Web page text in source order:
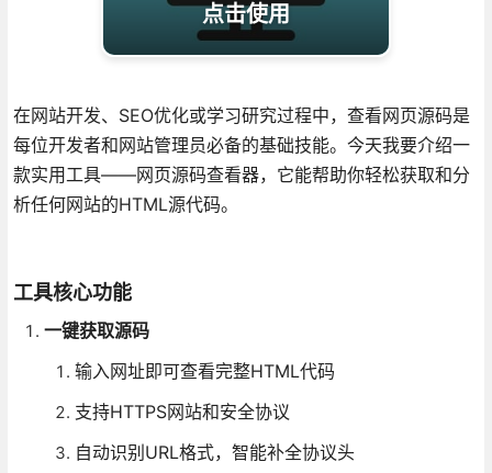
点击使用
在网站开发、SEO优化或学习研究过程中，查看网页源码是
每位开发者和网站管理员必备的基础技能。今天我要介绍一
款实用工具——网页源码查看器，它能帮助你轻松获取和分
析任何网站的HTML源代码。
工具核心功能
一键获取源码
输入网址即可查看完整HTML代码
支持HTTPS网站和安全协议
自动识别URL格式，智能补全协议头